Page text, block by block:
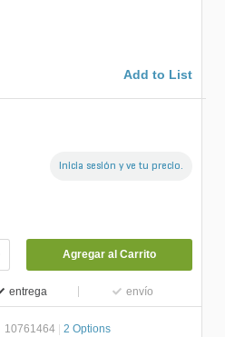
Add to List
Inicia sesión y ve tu precio.
Agregar al Carrito
entrega envío
10761464 2 Options